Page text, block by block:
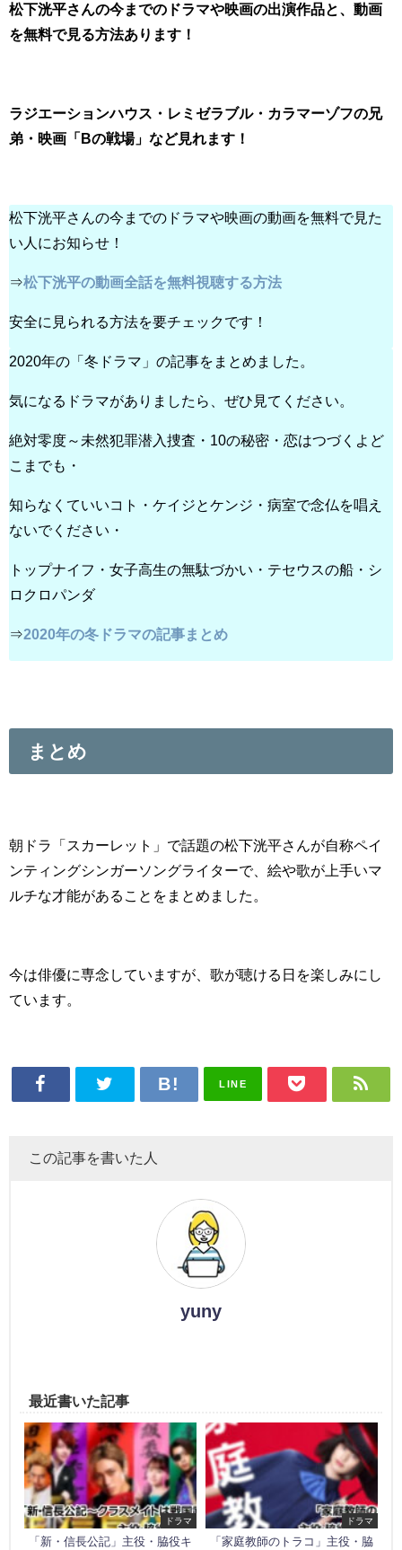
松下洸平さんの今までのドラマや映画の出演作品と、動画
を無料で見る方法あります！
ラジエーションハウス・レミゼラブル・カラマーゾフの兄
弟・映画「Bの戦場」など見れます！
松下洸平さんの今までのドラマや映画の動画を無料で見た
い人にお知らせ！
⇒松下洸平の動画全話を無料視聴する方法
安全に見られる方法を要チェックです！
2020年の「冬ドラマ」の記事をまとめました。
気になるドラマがありましたら、ぜひ見てください。
絶対零度～未然犯罪潜入捜査・10の秘密・恋はつづくよど
こまでも・
知らなくていいコト・ケイジとケンジ・病室で念仏を唱え
ないでください・
トップナイフ・女子高生の無駄づかい・テセウスの船・シ
ロクロパンダ
⇒2020年の冬ドラマの記事まとめ
まとめ
朝ドラ「スカーレット」で話題の松下洸平さんが自称ペイ
ンティングシンガーソングライターで、絵や歌が上手いマ
ルチな才能があることをまとめました。
今は俳優に専念していますが、歌が聴ける日を楽しみにし
ています。
LINE
この記事を書いた人
yuny
最近書いた記事
ドラマ
「新・信長公記」主役・脇役キ
ドラマ
「家庭教師のトラコ」主役・脇